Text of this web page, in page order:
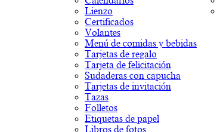
Lienzo
Certificados
Volantes
Menú de comidas y bebidas
Tarjetas de regalo
Tarjeta de felicitación
Sudaderas con capucha
Tarjetas de invitación
Tazas
Folletos
Etiquetas de papel
Libros de fotos